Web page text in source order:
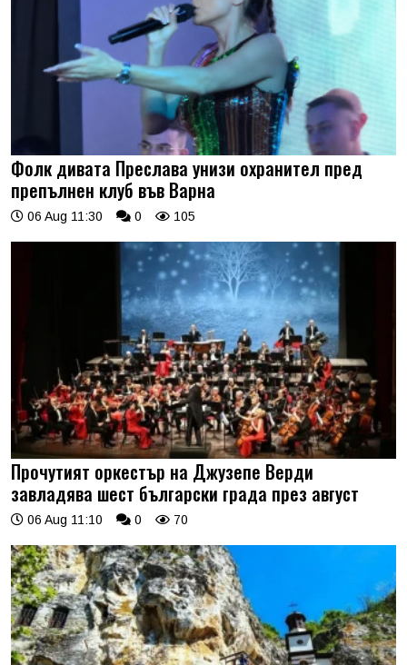
Фолк дивата Преслава унизи охранител пред
препълнен клуб във Варна
06 Aug 11:30 0 105
Прочутият оркестър на Джузепе Верди
завладява шест български града през август
06 Aug 11:10 0 70